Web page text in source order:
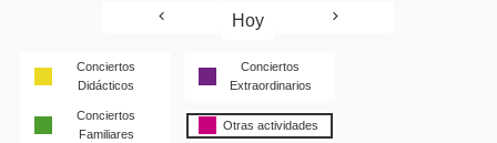
Hoy
Conciertos
Didácticos
Conciertos
Extraordinarios
Conciertos
Familiares
Otras actividades